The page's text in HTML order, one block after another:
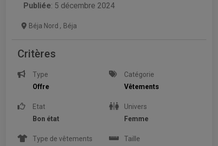
Publiée: 5 décembre 2024
Béja Nord , Béja
Critères
Type
Offre
Catégorie
Vêtements
Etat
Bon état
Univers
Femme
Type de vêtements
Taille